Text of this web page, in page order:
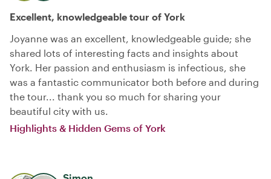
Excellent, knowledgeable tour of York
Joyanne was an excellent, knowledgeable guide; she
shared lots of interesting facts and insights about
York. Her passion and enthusiasm is infectious, she
was a fantastic communicator both before and during
the tour... thank you so much for sharing your
beautiful city with us.
Highlights & Hidden Gems of York